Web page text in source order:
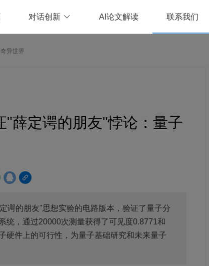
对话创新 AI论文解读 联系我们
异世界
"薛定谔的朋友"悖论：量子
谔的朋友"思想实验的电路版本，验证了量子分
统，通过20000次测量获得了可见度0.8771和
硬件上的可行性，为量子基础研究和未来量子